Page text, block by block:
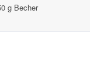
g Becher